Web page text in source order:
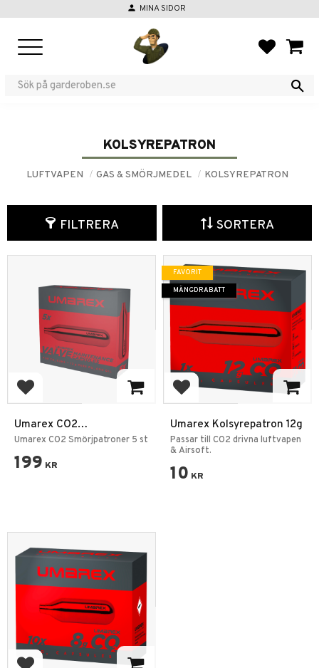
person MINA SIDOR
KOLSYREPATRON
LUFTVAPEN GAS & SMÖRJMEDEL KOLSYREPATRON
FILTRERA SORTERA
Lägg till i favoriter
Umarex CO2
Smörjpatroner 5 st
Umarex CO2 Smörjpatroner 5 st
199 KR
Lägg till i favoriter
Umarex Kolsyrepatron 12g
Passar till CO2 drivna luftvapen
& Airsoft.
10 KR
FAVORIT
MÄNGDRABATT